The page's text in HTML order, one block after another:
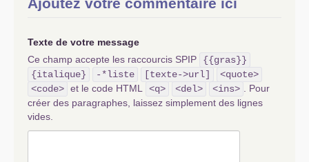
Texte de votre message
Ce champ accepte les raccourcis SPIP
{{gras}}
{italique}
-*liste [texte->url]
<quote>
<code> et le code HTML <q> <del> <ins>
. Pour
créer des paragraphes, laissez simplement des lignes
vides.